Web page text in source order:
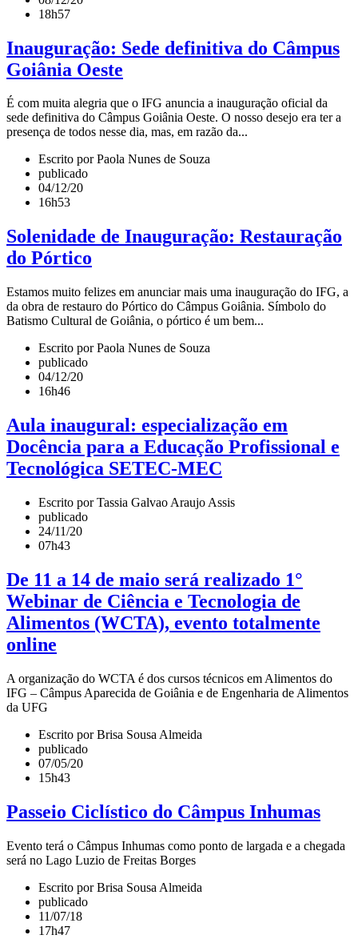
18h57
Inauguração: Sede definitiva do Câmpus
Goiânia Oeste
É com muita alegria que o IFG anuncia a inauguração oficial da
sede definitiva do Câmpus Goiânia Oeste. O nosso desejo era ter a
presença de todos nesse dia, mas, em razão da...
Escrito por Paola Nunes de Souza
publicado
04/12/20
16h53
Solenidade de Inauguração: Restauração
do Pórtico
Estamos muito felizes em anunciar mais uma inauguração do IFG, a
da obra de restauro do Pórtico do Câmpus Goiânia. Símbolo do
Batismo Cultural de Goiânia, o pórtico é um bem...
Escrito por Paola Nunes de Souza
publicado
04/12/20
16h46
Aula inaugural: especialização em
Docência para a Educação Profissional e
Tecnológica SETEC-MEC
Escrito por Tassia Galvao Araujo Assis
publicado
24/11/20
07h43
De 11 a 14 de maio será realizado 1°
Webinar de Ciência e Tecnologia de
Alimentos (WCTA), evento totalmente
online
A organização do WCTA é dos cursos técnicos em Alimentos do
IFG – Câmpus Aparecida de Goiânia e de Engenharia de Alimentos
da UFG
Escrito por Brisa Sousa Almeida
publicado
07/05/20
15h43
Passeio Ciclístico do Câmpus Inhumas
Evento terá o Câmpus Inhumas como ponto de largada e a chegada
será no Lago Luzio de Freitas Borges
Escrito por Brisa Sousa Almeida
publicado
11/07/18
17h47